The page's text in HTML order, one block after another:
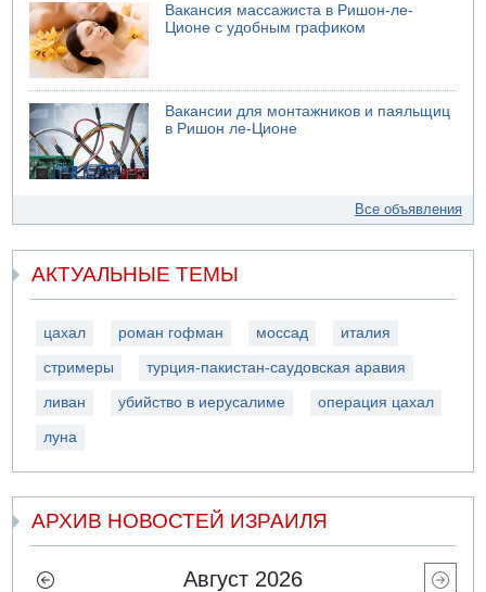
Вакансия массажиста в Ришон-ле-
Ционе с удобным графиком
Вакансии для монтажников и паяльщиц
в Ришон ле-Ционе
Все объявления
АКТУАЛЬНЫЕ ТЕМЫ
цахал роман гофман моссад италия
стримеры турция-пакистан-саудовская аравия
ливан убийство в иерусалиме операция цахал
луна
АРХИВ НОВОСТЕЙ ИЗРАИЛЯ
Август 2026